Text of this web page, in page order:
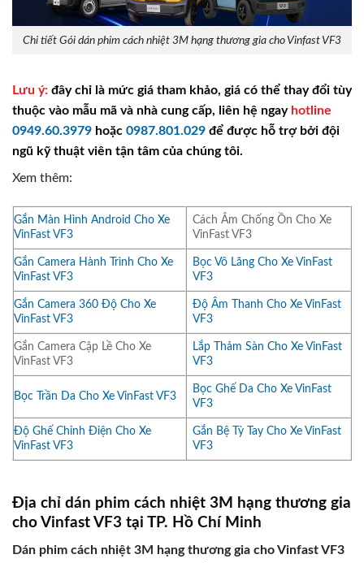
Chi tiết Gói dán phim cách nhiệt 3M hạng thương gia cho Vinfast VF3
Lưu ý: đây chỉ là mức giá tham khảo, giá có thể thay đổi tùy
thuộc vào mẫu mã và nhà cung cấp, liên hệ ngay hotline
0949.60.3979 hoặc 0987.801.029 để được hỗ trợ bởi đội
ngũ kỹ thuật viên tận tâm của chúng tôi.
Xem thêm:
Gắn Màn Hình Android Cho Xe
VinFast VF3
Cách Âm Chống Ồn Cho Xe
VinFast VF3
Gắn Camera Hành Trình Cho Xe
VinFast VF3
Bọc Vô Lăng Cho Xe VinFast
VF3
Gắn Camera 360 Độ Cho Xe
VinFast VF3
Độ Âm Thanh Cho Xe VinFast
VF3
Gắn Camera Cập Lề Cho Xe
VinFast VF3
Lắp Thảm Sàn Cho Xe VinFast
VF3
Bọc Trần Da Cho Xe VinFast VF3
Bọc Ghế Da Cho Xe VinFast
VF3
Độ Ghế Chỉnh Điện Cho Xe
VinFast VF3
Gắn Bệ Tỳ Tay Cho Xe VinFast
VF3
Địa chỉ dán phim cách nhiệt 3M hạng thương gia
cho Vinfast VF3 tại TP. Hồ Chí Minh
Dán phim cách nhiệt 3M hạng thương gia cho Vinfast VF3